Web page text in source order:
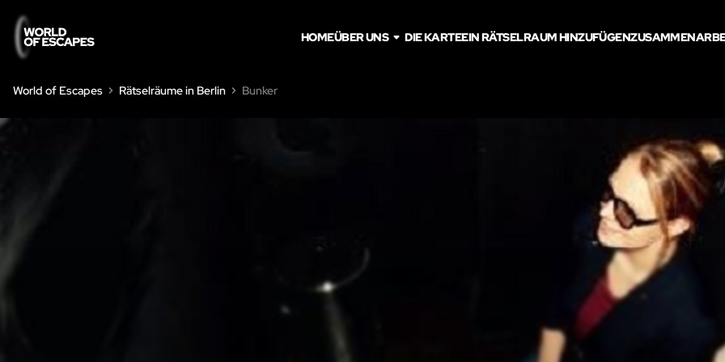
HOMEÜBER UNS DIE KARTEEIN RÄTSELRAUM HINZUFÜGEN
World of Escapes Rätselräume in Berlin Bunker